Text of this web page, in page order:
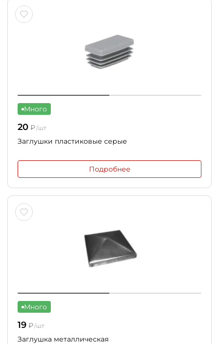
Много
20 ₽/шт
Заглушки пластиковые серые
Подробнее
Много
19 ₽/шт
Заглушка металлическая